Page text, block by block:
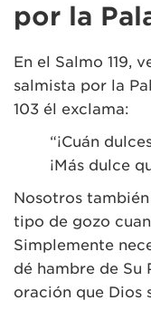
por la
En el Salmo 119,
salmista por la
103 él exclama:
“¡Cuán
¡Más dulce
Nosotros
tipo de gozo
Simplemente
dé hambre de Su
oración que Dios